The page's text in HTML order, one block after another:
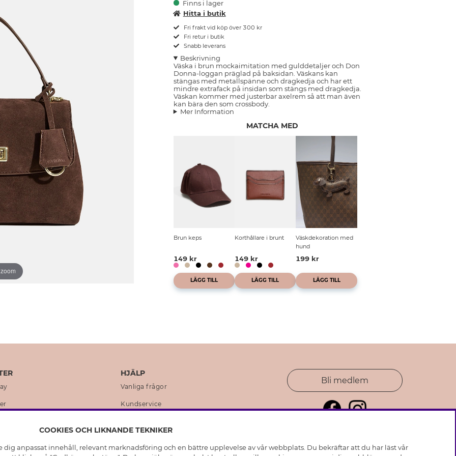
Finns i lager
Hitta i butik
Fri frakt vid köp över 300 kr
Fri retur i butik
Snabb leverans
Beskrivning
Väska i brun mockaimitation med gulddetaljer och Don
Donna-loggan präglad på baksidan. Väskans kan
stängas med metallspänne och dragkedja och har ett
mindre extrafack på insidan som stängs med dragkedja.
Väskan kommer med justerbar axelrem så att man även
kan bära den som crossbody.
Mer Information
MATCHA MED
Brun keps
149 kr
LÄGG TILL
Korthållare i brunt
149 kr
LÄGG TILL
Väskdekoration med
hund
199 kr
LÄGG TILL
HJÄLP
Vanliga frågor
Kundservice
Bli medlem
COOKIES OCH LIKNANDE TEKNIKER
anpassat innehåll, relevant marknadsföring och en bättre upplevelse av vår webbplats. Du bekräftar att du har läst vår